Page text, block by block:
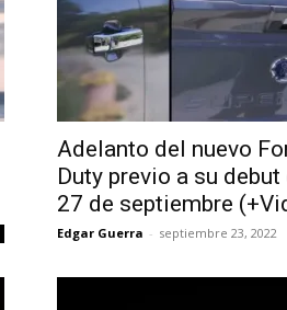
Adelanto del nuevo
Duty previo a su
27 de septiembre
Edgar Guerra - septiembre 23, 2022